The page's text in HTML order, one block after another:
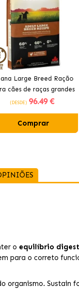
Large Breed Ração
cães de raças grandes
com frango
(DESDE) 96.49 €
Comprar
o equilíbrio
para o correto
organismo. Sustain